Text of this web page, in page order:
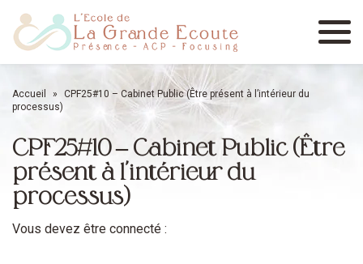
Menu
Accueil »
CPF25#10 – Cabinet Public (Être présent à l’intérieur du
processus)
CPF25#10 – Cabinet Public (Être
présent à l’intérieur du
processus)
Vous devez être connecté :